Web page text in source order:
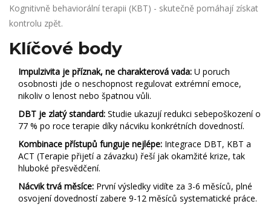
Kognitivně behaviorální terapii (KBT) - skutečně pomáhají získat
kontrolu zpět.
Klíčové body
Impulzivita je příznak, ne charakterová vada: U poruch
osobnosti jde o neschopnost regulovat extrémní emoce,
nikoliv o lenost nebo špatnou vůli.
DBT je zlatý standard: Studie ukazují redukci sebepoškození o
77 % po roce terapie díky nácviku konkrétních dovedností.
Kombinace přístupů funguje nejlépe: Integrace DBT, KBT a
ACT (Terapie přijetí a závazku) řeší jak okamžité krize, tak
hluboké přesvědčení.
Nácvik trvá měsíce: První výsledky vidíte za 3-6 měsíců, plné
osvojení dovedností zabere 9-12 měsíců systematické práce.